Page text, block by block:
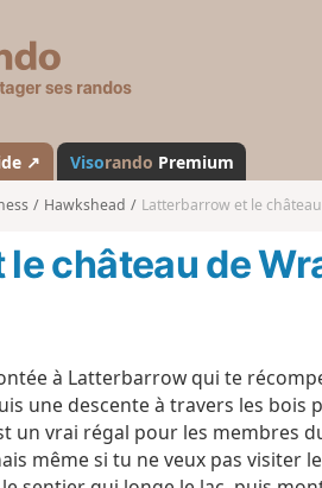
s
a
n
d
↗ Visorando Premium
Hawkshead Latterbarrow et le
château de
à Latterbarrow qui te
une descente à travers les
un vrai régal pour les membres
même si tu ne veux pas visiter